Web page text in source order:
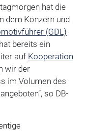
hat die
dem Konzern und
(GDL)
bereits ein
auf Kooperation
wir der
im Volumen des
so DB-